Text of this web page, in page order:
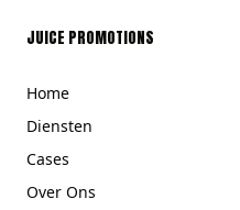
JUICE PROMOTIONS
Home
Diensten
Cases
Over Ons